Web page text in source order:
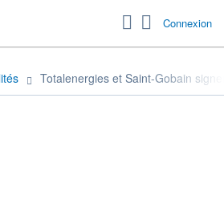
Connexion
Totalenergies et Saint-Gobain